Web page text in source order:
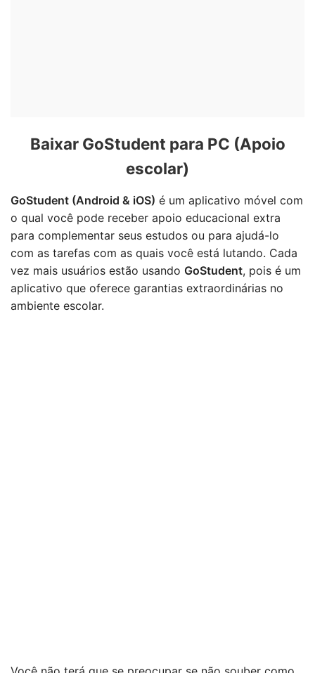
Baixar GoStudent para PC (Apoio
escolar)
GoStudent (Android & iOS) é um aplicativo móvel com
o qual você pode receber apoio educacional extra
para complementar seus estudos ou para ajudá-lo
com as tarefas com as quais você está lutando. Cada
vez mais usuários estão usando GoStudent, pois é um
aplicativo que oferece garantias extraordinárias no
ambiente escolar.